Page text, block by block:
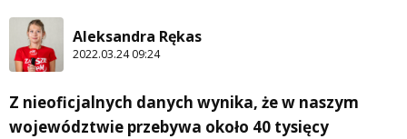
Aleksandra Rękas
2022.03.24 09:24
Z nieoficjalnych danych wynika, że w naszym
województwie przebywa około 40 tysięcy